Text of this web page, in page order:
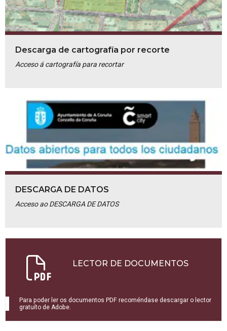
Descarga de cartografía por recorte
Acceso á cartografía para recortar
DESCARGA DE DATOS
Acceso ao DESCARGA DE DATOS
LECTOR DE DOCUMENTOS
Para poder ler os documentos PDF recoméndase descargar o lector
gratuíto de Adobe.